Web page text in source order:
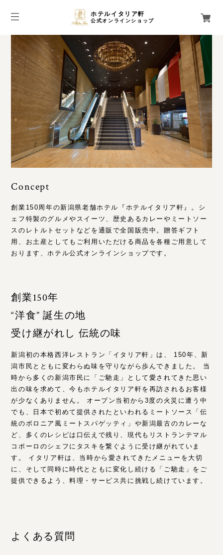
ホテルイタリア軒
公式オンラインショップ
Concept
創業150周年の新潟県老舗ホテル『ホテルイタリア軒』。シ
ェフ特製のグルメやスイーツ、歴史あるカレーやミートソー
スのレトルトセットなどを通販で全国販売中。贈答ギフト
用、お土産としてもご利用いただける商品を各種ご用意して
おります、ホテル公式オンラインショップです。
創業150年
“洋食” 誕生の地
受け継がれし 伝統の味
新潟初の本格西洋レストラン「イタリア軒」は、 150年、新
潟市民とともに変わらぬ味を守りながら歩んできました。 当
時から多くの新潟市民に「ご馳走」として愛されてきた思い
出の味を求めて、今もホテルイタリア軒を再訪されるお客様
が少なくありません。 オープン当初から3度の火災に遭う中
でも、日本で初めて提供されたといわれるミートソース「伝
統のボロニア風ミートスパゲッティ」や新潟最古のカレーな
ど、多くのレシピは口伝えで残り、現代もリストランテマル
コポーロのシェフにタスキを繋ぐように受け継がれていま
す。 イタリア軒は、当時から愛されてきたメニューを大切
に、そして同時に時代とともに変化し続ける「ご馳走」をご
提供できるよう、料理・サービス共に挑戦し続けています。
よくある質問